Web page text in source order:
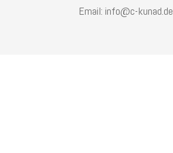
Email: info@c-kunad.de